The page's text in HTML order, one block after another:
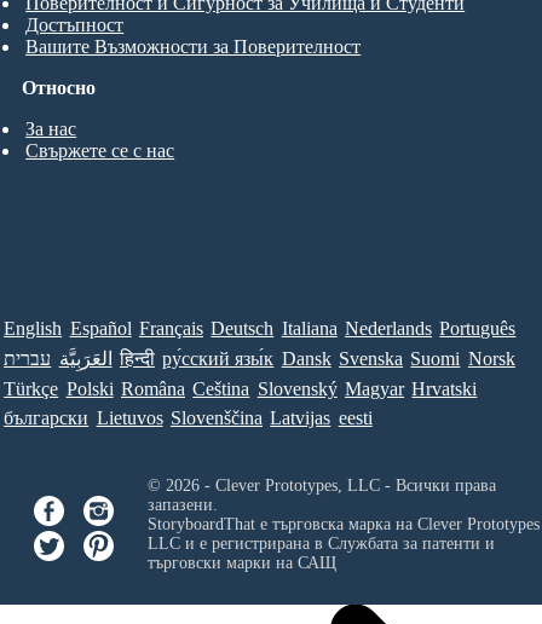
Относно
За нас
Свържете се с нас
Достъпност
Вашите Възможности за Поверителност
English Español Français Deutsch Italiana Nederlands Português
עברית العَرَبِيَّة हिन्दी ру́сский язы́к Dansk Svenska Suomi Norsk
Türkçe Polski Româna Ceština Slovenský Magyar Hrvatski
български Lietuvos Slovenščina Latvijas eesti
© 2026 - Clever Prototypes, LLC - Всички права
запазени.
StoryboardThat е търговска марка на Clever
LLCи е регистрирана в Службата за патенти и
търговски марки на САЩ